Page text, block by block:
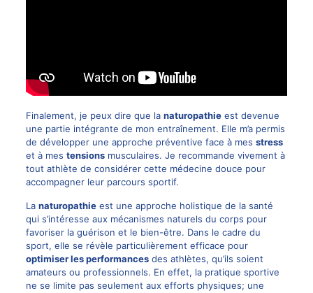
Finalement, je peux dire que la naturopathieest devenue
une partie intégrante de mon entraînement. Elle m’a permis
de développer une approche préventive face à mes stress
et à mes tensionsmusculaires. Je recommande vivement à
tout athlète de considérer cette médecine douce pour
accompagner leur parcours sportif.
La naturopathieest une approche holistique de la santé
qui s’intéresse aux mécanismes naturels du corps pour
favoriser la guérison et le bien-être. Dans le cadre du
sport, elle se révèle particulièrement efficace pour
optimiser les performancesdes athlètes, qu’ils soient
amateurs ou professionnels. En effet, la pratique sportive
ne se limite pas seulement aux efforts physiques; une